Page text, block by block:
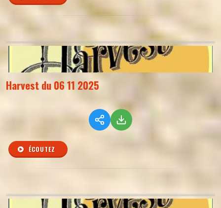
Harvest du 06 11 2025
ÉCOUTEZ